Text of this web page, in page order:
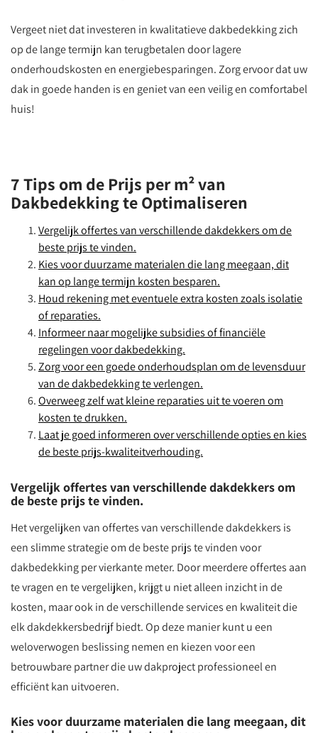
Vergeet niet dat investeren in kwalitatieve dakbedekking zich
op de lange termijn kan terugbetalen door lagere
onderhoudskosten en energiebesparingen. Zorg ervoor dat uw
dak in goede handen is en geniet van een veilig en comfortabel
huis!
7 Tips om de Prijs per m² van
Dakbedekking te Optimaliseren
Vergelijk offertes van verschillende dakdekkers om de
beste prijs te vinden.
Kies voor duurzame materialen die lang meegaan, dit
kan op lange termijn kosten besparen.
Houd rekening met eventuele extra kosten zoals isolatie
of reparaties.
Informeer naar mogelijke subsidies of financiële
regelingen voor dakbedekking.
Zorg voor een goede onderhoudsplan om de levensduur
van de dakbedekking te verlengen.
Overweeg zelf wat kleine reparaties uit te voeren om
kosten te drukken.
Laat je goed informeren over verschillende opties en kies
de beste prijs-kwaliteitverhouding.
Vergelijk offertes van verschillende dakdekkers om
de beste prijs te vinden.
Het vergelijken van offertes van verschillende dakdekkers is
een slimme strategie om de beste prijs te vinden voor
dakbedekking per vierkante meter. Door meerdere offertes aan
te vragen en te vergelijken, krijgt u niet alleen inzicht in de
kosten, maar ook in de verschillende services en kwaliteit die
elk dakdekkersbedrijf biedt. Op deze manier kunt u een
weloverwogen beslissing nemen en kiezen voor een
betrouwbare partner die uw dakproject professioneel en
efficiënt kan uitvoeren.
Kies voor duurzame materialen die lang meegaan, dit